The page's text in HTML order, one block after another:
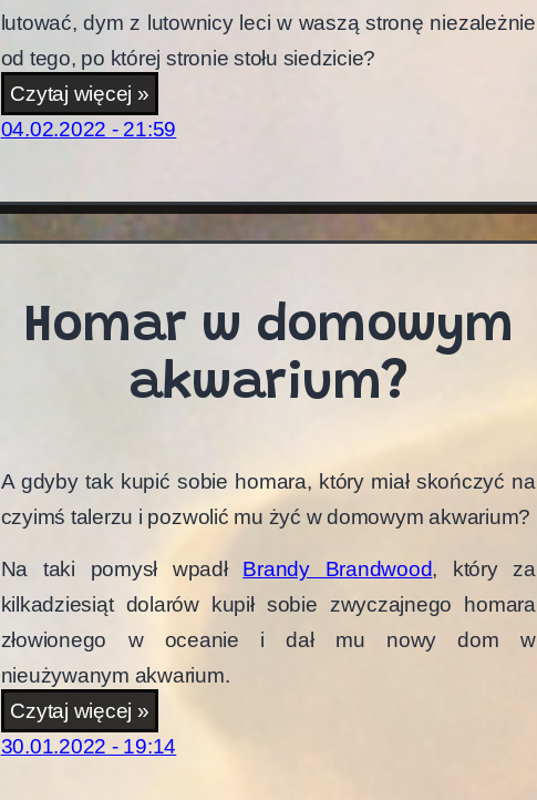
lutować, dym z lutownicy leci w waszą stronę niezależnie
od tego, po której stronie stołu siedzicie?
Czytaj więcej »Dlaczego
dym
lutownicy
w
twarz?
04.02.2022 - 21:59
Homar w domowym
akwarium?
A gdyby tak kupić sobie homara, który miał skończyć na
czyimś talerzu i pozwolić mu żyć w domowym akwarium?
Na taki pomysł wpadł Brandy Brandwood, który za
kilkadziesiąt dolarów kupił sobie zwyczajnego homara
złowionego w oceanie i dał mu nowy dom w
nieużywanym akwarium.
Czytaj więcej »Homar
w
30.01.2022 - 19:14